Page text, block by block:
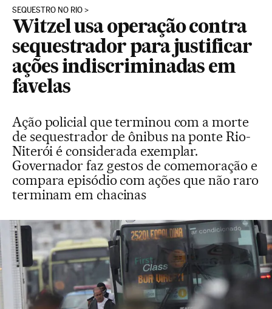
SEQUESTRO NO RIO
Witzel usa operação contra
sequestrador para justificar
ações indiscriminadas em
favelas
Ação policial que terminou com a morte
de sequestrador de ônibus na ponte Rio-
Niterói é considerada exemplar.
Governador faz gestos de comemoração e
compara episódio com ações que não raro
terminam em chacinas